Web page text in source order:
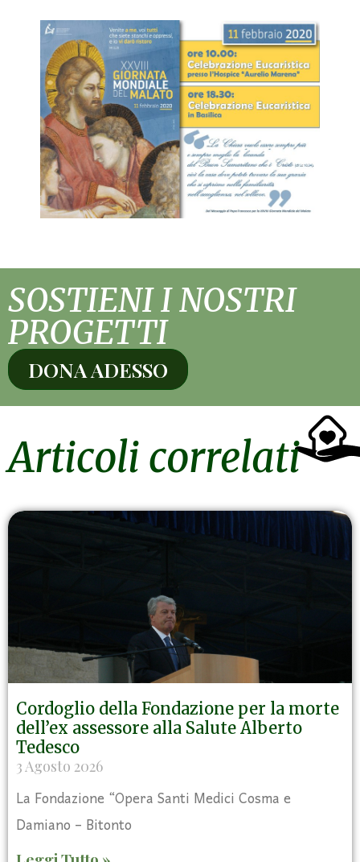
SOSTIENI I NOSTRI
PROGETTI
DONA ADESSO
Articoli correlati
Cordoglio della Fondazione per la morte
dell’ex assessore alla Salute Alberto
Tedesco
3 Agosto 2026
La Fondazione “Opera Santi Medici Cosma e
Damiano – Bitonto